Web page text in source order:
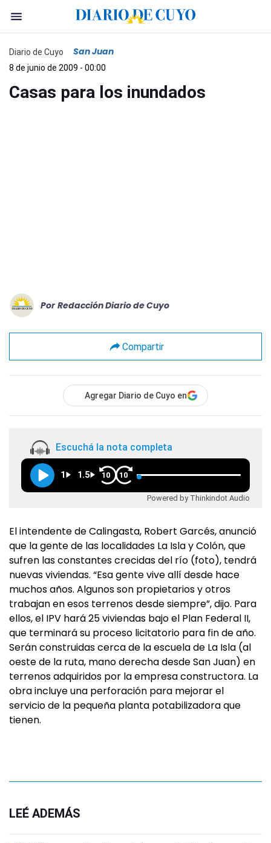
Diario de Cuyo San Juan
8 de junio de 2009 - 00:00
Casas para los inundados
Por Redacción Diario de Cuyo
Compartir
Agregar Diario de Cuyo en
Escuchá la nota completa
1 1.5 10 10
Powered by Thinkindot Audio
El intendente de Calingasta, Robert Garcés, anunció
que la gente de las localidades La Isla y Colón, que
sufren las constantes crecidas del río (foto), tendrá
nuevas viviendas. “Esa gente vive allí desde hace
muchos años. Algunos son propietarios y otros
trabajan en esos terrenos desde siempre”, dijo. Para
ellos, el IPV hará 25 viviendas bajo el Plan Federal II,
que terminará su proceso licitatorio para fin de año.
Serán construidas cerca de la escuela de La Isla (al
oeste de la ruta, mano derecha desde San Juan) en
terrenos adquiridos por la empresa constructora. La
obra incluye una perforación para mejorar el
servicio de la pequeña planta potabilizadora que
tienen.
LEÉ ADEMÁS